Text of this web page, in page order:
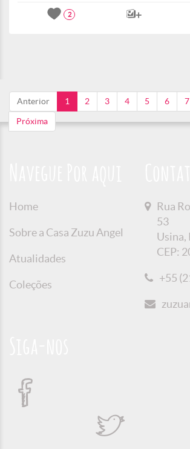
2
Anterior 1 2 3 4 5 6 7
Próxima
Home
Sobre a Casa Zuzu Angel
Atualidades
Coleções
Rua
53
Usina,
CEP:
+55